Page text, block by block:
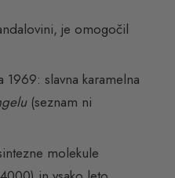
je omogočil
slavna karamelna
(seznam ni
molekule